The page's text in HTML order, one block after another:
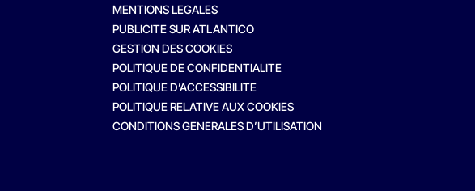
MENTIONS LEGALES
PUBLICITE SUR ATLANTICO
GESTION DES COOKIES
POLITIQUE DE CONFIDENTIALITE
POLITIQUE D’ACCESSIBILITE
POLITIQUE RELATIVE AUX COOKIES
CONDITIONS GENERALES D’UTILISATION